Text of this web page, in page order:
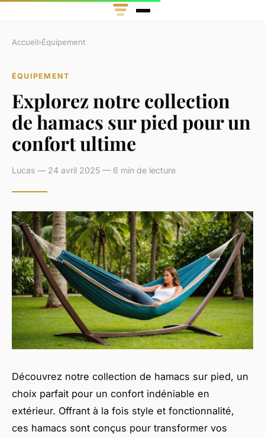
Accueil›Équipement
ÉQUIPEMENT
Explorez notre collection
de hamacs sur pied pour un
confort ultime
Lucas — 24 avril 2025 — 6 min de lecture
Découvrez notre collection de hamacs sur pied, un
choix parfait pour un confort indéniable en
extérieur. Offrant à la fois style et fonctionnalité,
ces hamacs sont conçus pour transformer vos